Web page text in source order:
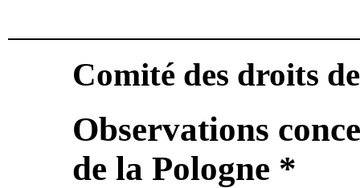
Comité des droits
Observations
de la Pologne *